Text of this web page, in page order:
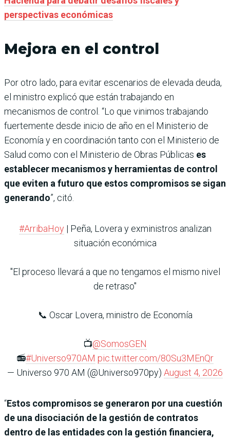
perspectivas económicas
Mejora en el control
Por otro lado, para evitar escenarios de elevada deuda,
el ministro explicó que están trabajando en
mecanismos de control. “Lo que vinimos trabajando
fuertemente desde inicio de año en el Ministerio de
Economía y en coordinación tanto con el Ministerio de
Salud como con el Ministerio de Obras Públicas es
establecer mecanismos y herramientas de control
que eviten a futuro que estos compromisos se sigan
generando”, citó.
#ArribaHoy| Peña, Lovera y exministros analizan
situación económica
"El proceso llevará a que no tengamos el mismo nivel
de retraso"
📞 Oscar Lovera, ministro de Economía
📺@SomosGEN
📻#Universo970AM pic.twitter.com/80Su3MEnQr
— Universo 970 AM (@Universo970py) August 4, 2026
“Estos compromisos se generaron por una cuestión
de una disociación de la gestión de contratos
dentro de las entidades con la gestión financiera,